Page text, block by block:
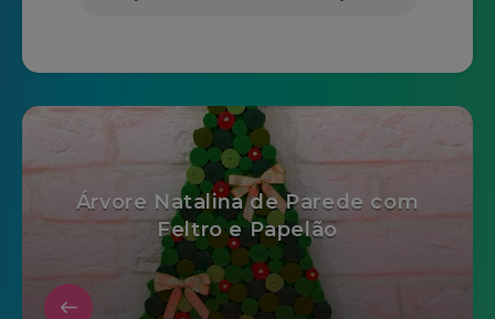
Árvore Natalina de Parede com
Feltro e Papelão